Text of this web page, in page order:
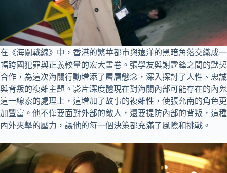
在《海關戰線》中，香港的繁華都市與遠洋的黑暗角落交織成一
幅跨國犯罪與正義較量的宏大畫卷。張學友與謝霆鋒之間的默契
合作，為這次海關行動增添了層層懸念，深入探討了人性、忠誠
與背叛的複雜主題。影片深度體現在對海關內部可能存在的內鬼
這一線索的處理上，這增加了故事的複雜性，使張允南的角色更
加豐富。他不僅要面對外部的敵人，還要提防內部的背叛，這種
內外夾擊的壓力，讓他的每一個決策都充滿了風險和挑戰。